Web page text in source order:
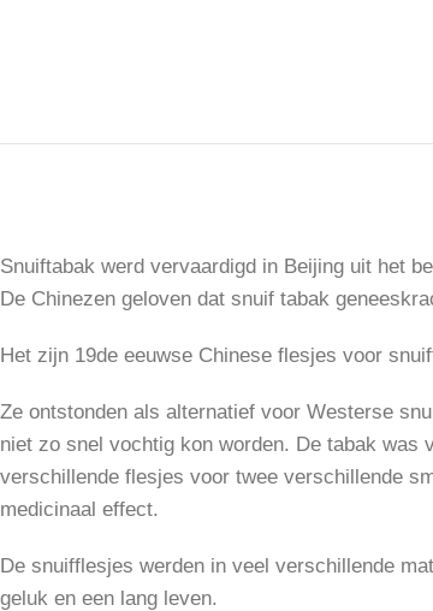
Snuiftabak werd vervaardigd in Beijing uit het
De Chinezen geloven dat snuif tabak
Het zijn 19de eeuwse Chinese flesjes voor
Ze ontstonden als alternatief voor Westerse
niet zo snel vochtig kon worden. De tabak was
verschillende flesjes voor twee verschillende
medicinaal effect.
De snuifflesjes werden in veel verschillende
geluk en een lang leven.